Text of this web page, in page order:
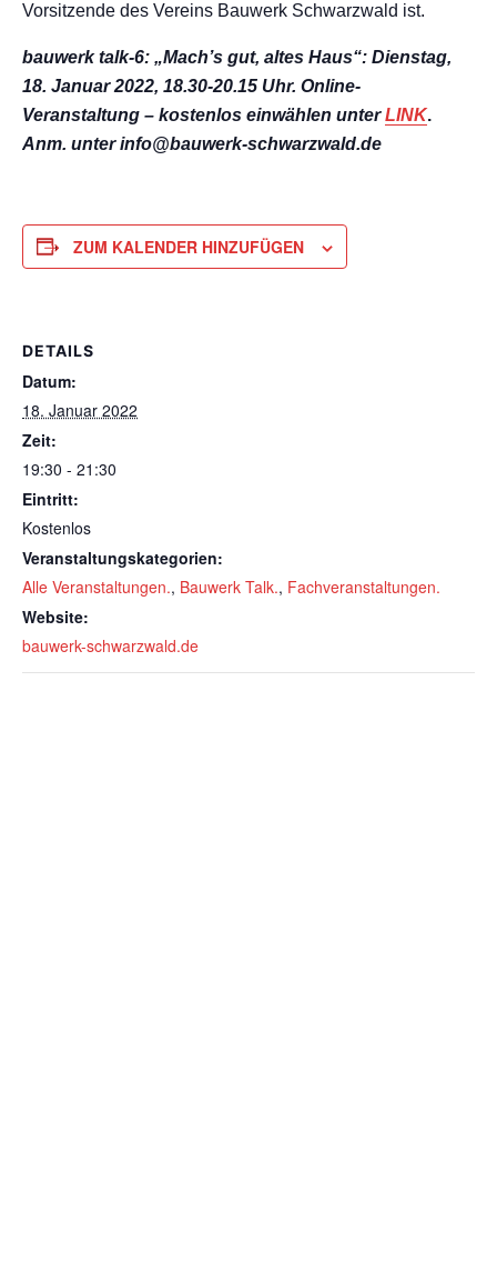
Vorsitzende des Vereins Bauwerk Schwarzwald ist.
bauwerk talk-6: „Mach’s gut, altes Haus“: Dienstag,
18. Januar 2022, 18.30-20.15 Uhr. Online-
Veranstaltung – kostenlos einwählen unterLINK.
Anm. unterinfo@bauwerk-schwarzwald.de
ZUM KALENDER HINZUFÜGEN
DETAILS
Datum:
18. Januar 2022
Zeit:
19:30 - 21:30
Eintritt:
Kostenlos
Veranstaltungskategorien:
Alle Veranstaltungen., Bauwerk Talk., Fachveranstaltungen.
Website:
bauwerk-schwarzwald.de